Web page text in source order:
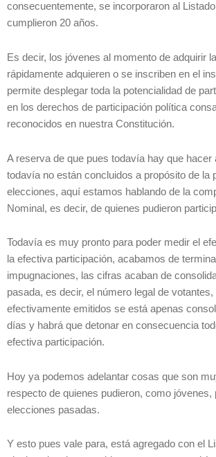
consecuentemente, se incorporaron al
cumplieron 20 años.
Es decir, los jóvenes al momento de adquirir
rápidamente adquieren o se inscriben en el
permite desplegar toda la potencialidad de
en los derechos de participación política
reconocidos en nuestra Constitución.
A reserva de que pues todavía hay que hacer
todavía no están concluidos a propósito de la
elecciones, aquí estamos hablando de la
Nominal, es decir, de quienes pudieron
Todavía es muy pronto para poder medir el
la efectiva participación, acabamos de
impugnaciones, las cifras acaban de
pasada, es decir, el número legal de votantes,
efectivamente emitidos se está apenas
días y habrá que detonar en consecuencia
efectiva participación.
Hoy ya podemos adelantar cosas que son
respecto de quienes pudieron, como jóvenes,
elecciones pasadas.
Y esto pues vale para, está agregado con el